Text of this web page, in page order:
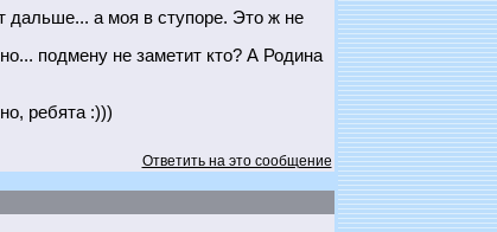
дальше... а моя в ступоре. Это ж не
подмену не заметит кто? А Родина
ребята :)))
Ответить на это сообщение